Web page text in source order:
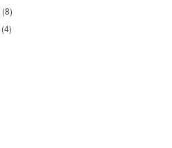
(8)
(4)